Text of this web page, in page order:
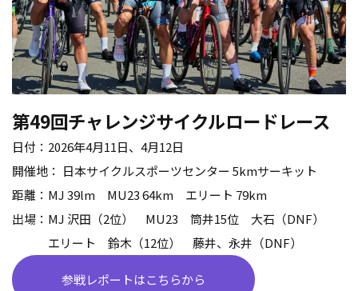
第49回チャレンジサイクルロードレース
日付： 2026年4月11日、 4月12日
開催地： 日本サイクルスポーツセンター 5kmサーキット
距離： MJ 39lm MU23 64km エリート 79km
出場： MJ 沢田（2位） MU23 筒井15位 大石（DNF）
エリート 鈴木（12位） 藤井、永井（DNF）
参戦レポートはこちらから